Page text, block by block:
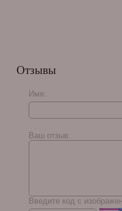
A. J. Fernandez New
World Cameroon
Gordo
Отзывы
Имя:
Ваш отзыв:
Введите код с